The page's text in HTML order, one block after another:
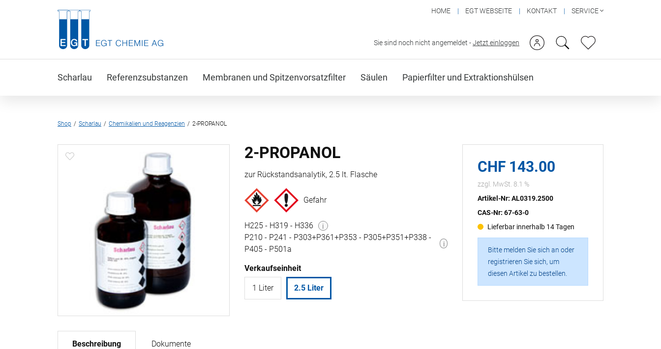
HOME EGT WEBSEITE KONTAKT SERVICE
Sie sind noch nicht angemeldet -Jetzt einloggen
Scharlau Referenzsubstanzen Membranen und Spitzenvorsatzfilter Säulen Papierfilter und Extraktionshülsen
Shop Scharlau Chemikalien und Reagenzien 2-PROPANOL
2-PROPANOL
zur Rückstandsanalytik, 2.5 lt. Flasche
Gefahr
H225 - H319 - H336 i
P210 - P241 - P303+P361+P353 - P305+P351+P338 -
P405 - P501a
i
Verkaufseinheit
1 Liter 2.5 Liter
CHF 143.00
zzgl. MwSt. 8.1 %
Artikel-Nr: AL0319.2500
CAS-Nr: 67-63-0
Lieferbar innerhalb 14 Tagen
Bitte melden Sie sich an oder
registrieren Sie sich, um
diesen Artikel zu bestellen.
Beschreibung Dokumente